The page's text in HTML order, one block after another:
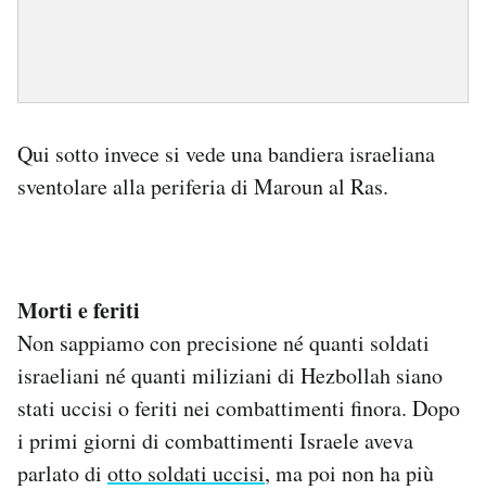
Qui sotto invece si vede una bandiera israeliana
sventolare alla periferia di Maroun al Ras.
Morti e feriti
Non sappiamo con precisione né quanti soldati
israeliani né quanti miliziani di Hezbollah siano
stati uccisi o feriti nei combattimenti finora. Dopo
i primi giorni di combattimenti Israele aveva
parlato di otto soldati uccisi, ma poi non ha più